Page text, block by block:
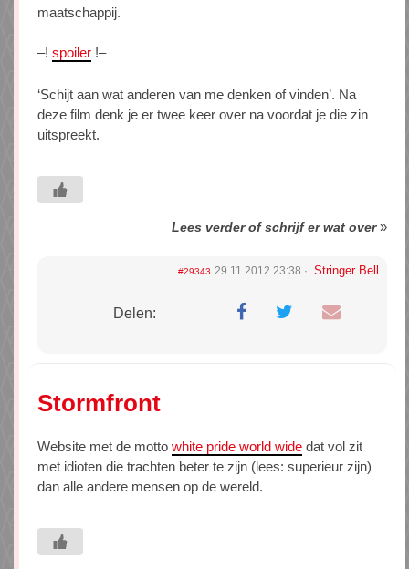
maatschappij.
–! spoiler !–
‘Schijt aan wat anderen van me denken of vinden’. Na
deze film denk je er twee keer over na voordat je die zin
uitspreekt.
Lees verder of schrijf er wat over»
#29343 29.11.2012 23:38 Stringer Bell
Delen:
Stormfront
Website met de motto white pride world wide dat vol zit
met idioten die trachten beter te zijn (lees: superieur zijn)
dan alle andere mensen op de wereld.